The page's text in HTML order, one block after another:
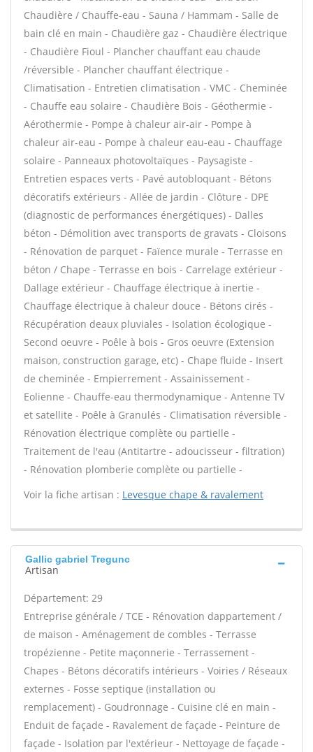
Chaudière / Chauffe-eau - Sauna / Hammam - Salle de
bain clé en main - Chaudière gaz - Chaudière électrique
- Chaudière Fioul - Plancher chauffant eau chaude
/réversible - Plancher chauffant électrique -
Climatisation - Entretien climatisation - VMC - Cheminée
- Chauffe eau solaire - Chaudière Bois - Géothermie -
Aérothermie - Pompe à chaleur air-air - Pompe à
chaleur air-eau - Pompe à chaleur eau-eau - Chauffage
solaire - Panneaux photovoltaïques - Paysagiste -
Entretien espaces verts - Pavé autobloquant - Bétons
décoratifs extérieurs - Allée de jardin - Clôture - DPE
(diagnostic de performances énergétiques) - Dalles
béton - Démolition avec transports de gravats - Cloisons
- Rénovation de parquet - Faïence murale - Terrasse en
béton / Chape - Terrasse en bois - Carrelage extérieur -
Dallage extérieur - Chauffage électrique à inertie -
Chauffage électrique à chaleur douce - Bétons cirés -
Récupération deaux pluviales - Isolation écologique -
Second oeuvre - Poêle à bois - Gros oeuvre (Extension
maison, construction garage, etc) - Chape fluide - Insert
de cheminée - Empierrement - Assainissement -
Eolienne - Chauffe-eau thermodynamique - Antenne TV
et satellite - Poêle à Granulés - Climatisation réversible -
Rénovation électrique complète ou partielle -
Traitement de l'eau (Antitartre - adoucisseur - filtration)
- Rénovation plomberie complète ou partielle -
Voir la fiche artisan : Levesque chape & ravalement
Gallic gabriel Tregunc
Artisan
Département: 29
Entreprise générale / TCE - Rénovation dappartement /
de maison - Aménagement de combles - Terrasse
tropézienne - Petite maçonnerie - Terrassement -
Chapes - Bétons décoratifs intérieurs - Voiries / Réseaux
externes - Fosse septique (installation ou
remplacement) - Goudronnage - Cuisine clé en main -
Enduit de façade - Ravalement de façade - Peinture de
façade - Isolation par l'extérieur - Nettoyage de façade -